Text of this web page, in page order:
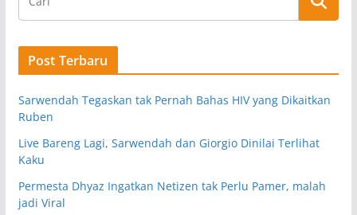
Post Terbaru
Sarwendah Tegaskan tak Pernah Bahas HIV yang Dikaitkan
Ruben
Live Bareng Lagi, Sarwendah dan Giorgio Dinilai Terlihat
Kaku
Permesta Dhyaz Ingatkan Netizen tak Perlu Pamer, malah
jadi Viral